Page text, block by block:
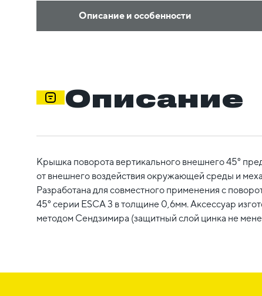
Описание и особенности
Описание
Крышка поворота вертикального внешнего 45°
от внешнего воздействия окружающей среды и
Разработана для совместного применения с
45° серии ESCA 3 в толщине 0,6мм. Аксессуар
методом Сендзимира (защитный слой цинка не